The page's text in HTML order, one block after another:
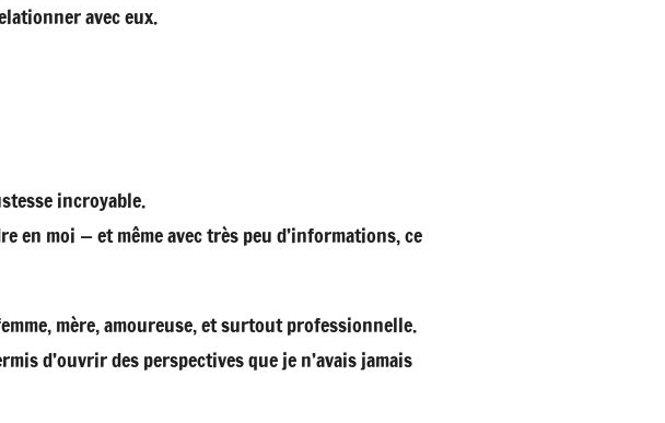
avec eux.
incroyable.
en moi — et même avec très peu d’informations, ce
mère, amoureuse, et surtout professionnelle.
d’ouvrir des perspectives que je n’avais jamais